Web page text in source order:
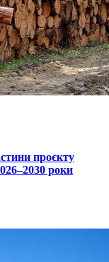
проєкту
роки